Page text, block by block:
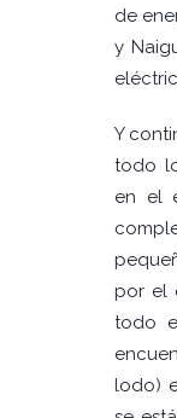
de
y
Y
todo
en el
por el
todo
lodo)